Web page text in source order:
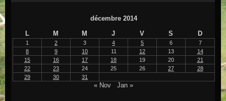
décembre 2014
L
M M J V S D
1 2 3 4 5 6
7
8
9 10 11 12 13
14
15
16 17 18 19 20
21
22
23 24 25 26 27
28
29
30 31
« Nov Jan »